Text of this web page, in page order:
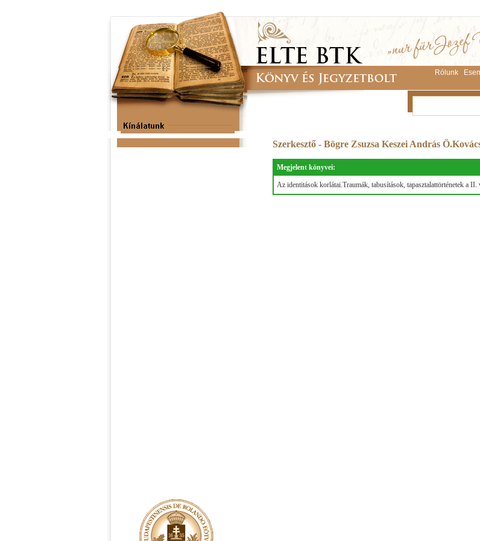
Rólunk
Szerkesztő - Bögre Zsuzsa Keszei András
Megjelent könyvei:
Az identitások korlátai.Traumák, tabusítások, tapasztalattörténetek a II.